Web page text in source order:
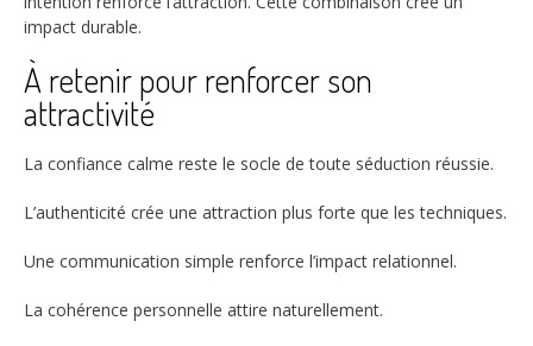
impact durable.
À retenir pour renforcer son
attractivité
La confiance calme reste le socle de toute séduction réussie.
L’authenticité crée une attraction plus forte que les techniques.
Une communication simple renforce l’impact relationnel.
La cohérence personnelle attire naturellement.